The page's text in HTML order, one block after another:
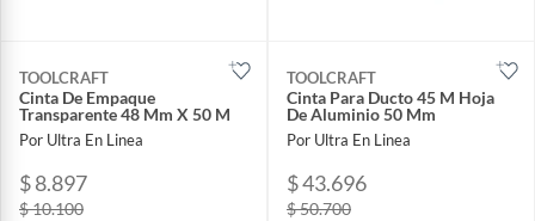
TOOLCRAFT
Cinta De Empaque
Transparente 48 Mm X 50 M
Por Ultra En Linea
$ 8.897
$ 10.100
TOOLCRAFT
Cinta Para Ducto 45 M Hoja
De Aluminio 50 Mm
Por Ultra En Linea
$ 43.696
$ 50.700